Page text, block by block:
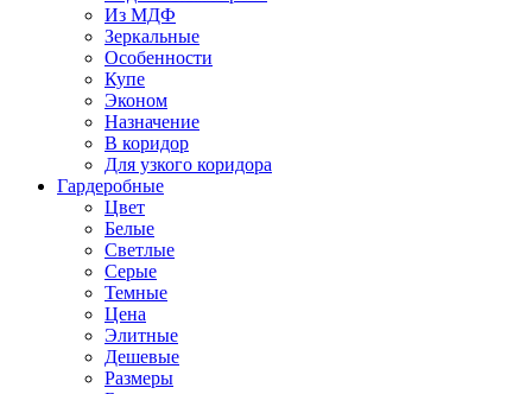
Из МДФ
Зеркальные
Особенности
Купе
Эконом
Назначение
В коридор
Для узкого коридора
Гардеробные
Цвет
Белые
Светлые
Серые
Темные
Цена
Элитные
Дешевые
Размеры